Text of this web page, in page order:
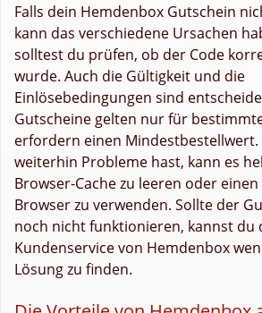
Falls dein Hemdenbox Gutschein
kann das verschiedene Ursachen
solltest du prüfen, ob der Code
wurde. Auch die Gültigkeit und die
Einlösebedingungen sind
Gutscheine gelten nur für
erfordern einen Mindestbestellwert.
weiterhin Probleme hast, kann es
Browser-Cache zu leeren oder
Browser zu verwenden. Sollte der
noch nicht funktionieren, kannst du
Kundenservice von Hemdenbox
Lösung zu finden.